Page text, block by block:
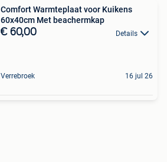
Comfort Warmteplaat voor Kuikens
60x40cm Met beachermkap
€ 60,00 Details
Verrebroek 16 jul 26